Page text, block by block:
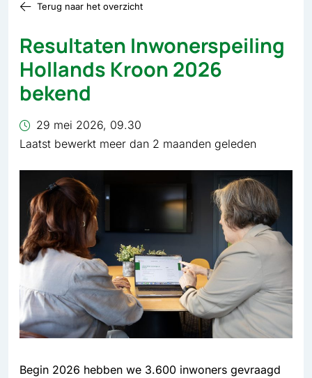
Terug naar het overzicht
Resultaten Inwonerspeiling
Hollands Kroon 2026
bekend
29 mei 2026, 09.30
Laatst bewerkt meer dan 2 maanden geleden
Begin 2026 hebben we 3.600 inwoners gevraagd